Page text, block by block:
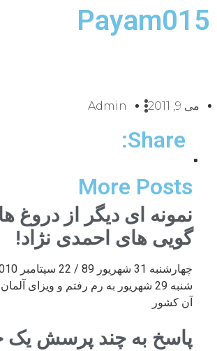
Payam015
می 9, 2011 Admin
Share:
More Posts
نمونه ای دیگر از دروغ
گویی های احمدی نژاد!
شنبه 29 شهریور به رم رفتم و ویزای
آن کشور
پاسخ به چند پرسش یک